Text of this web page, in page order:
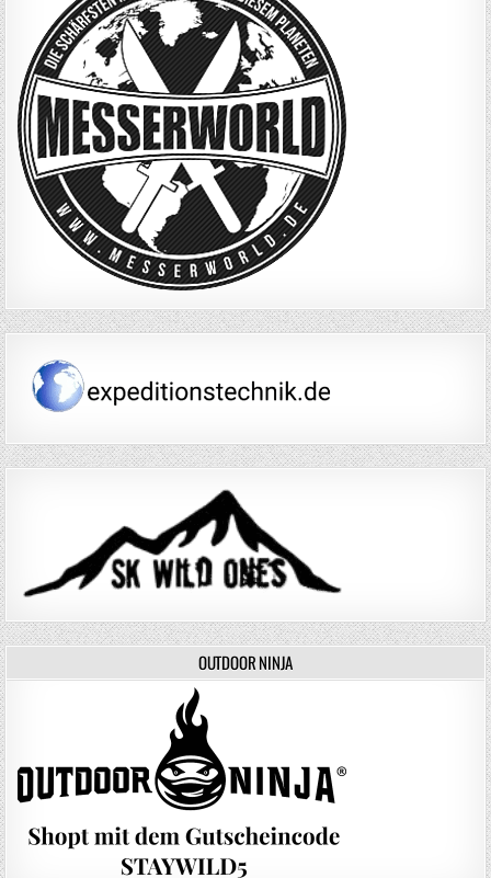
OUTDOOR NINJA